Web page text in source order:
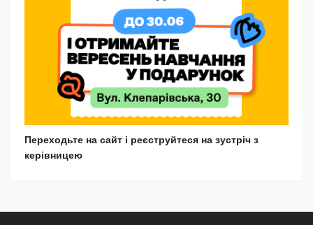
Переходьте на сайт і реєструйтеся на зустріч з
керівницею